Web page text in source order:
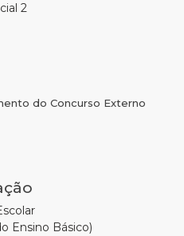
2
do Concurso Externo
Ensino Básico)